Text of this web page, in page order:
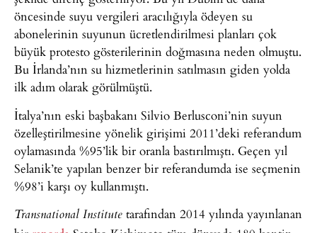
öncesinde suyu vergileri aracılığıyla ödeyen su
abonelerinin suyunun ücretlendirilmesi planları çok
büyük protesto gösterilerinin doğmasına neden olmuştu.
Bu İrlanda’nın su hizmetlerinin satılmasın giden yolda
ilk adım olarak görülmüştü.
İtalya’nın eski başbakanı Silvio Berlusconi’nin suyun
özelleştirilmesine yönelik girişimi 2011’deki referandum
oylamasında %95’lik bir oranla bastırılmıştı. Geçen yıl
Selanik’te yapılan benzer bir referandumda ise seçmenin
%98’i karşı oy kullanmıştı.
Transnational Institute tarafından 2014 yılında yayınlanan